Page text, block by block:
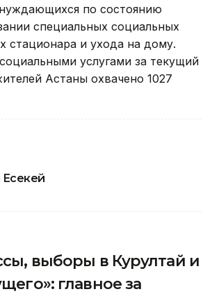
по состоянию
специальных социальных
стационара и ухода на дому.
услугами за текущий
Астаны охвачено 1027
выборы в Курултай и
главное за